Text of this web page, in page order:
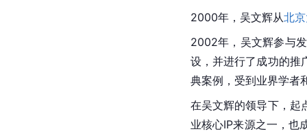
2000年，吴文辉从北
2002年，吴文辉参与
设，并进行了成功的推
典案例，受到业界学者
在吴文辉的领导下，起
业核心IP来源之一，也